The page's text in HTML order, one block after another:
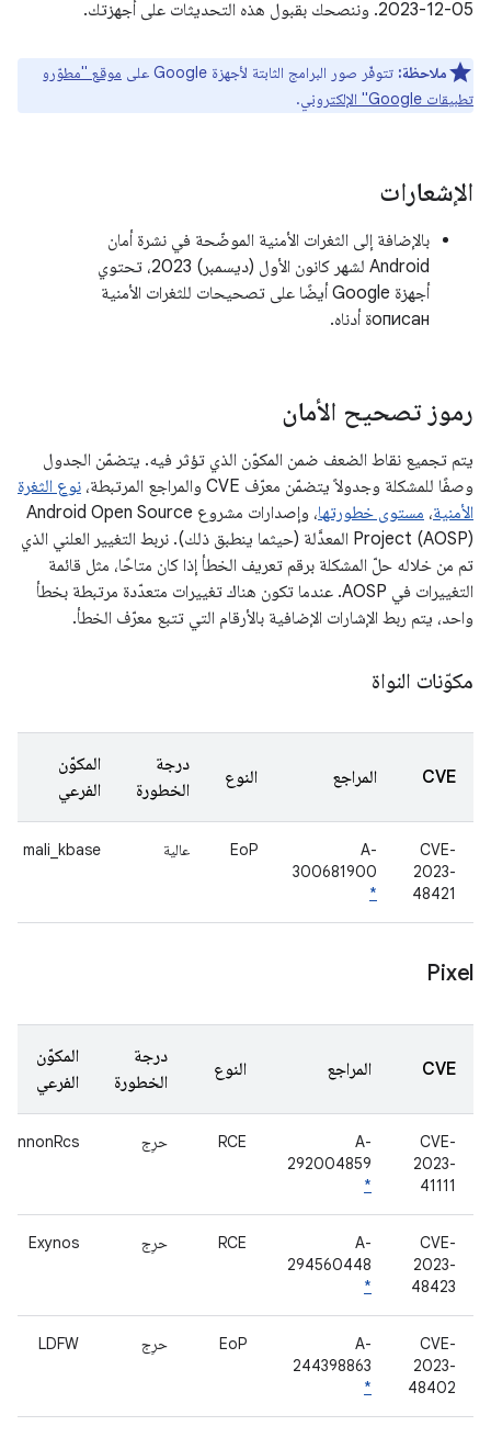
‎2023-12-05. وننصحك بقبول هذه التحديثات على أجهزتك.
ملاحظة: تتوفّر صور البرامج الثابتة لأجهزة Google على
موقع "مطوّرو
تطبيقات Google" الإلكتروني
.
الإشعارات
بالإضافة إلى الثغرات الأمنية الموضّحة في نشرة أمان
Android لشهر كانون الأول (ديسمبر) 2023، تحتوي
أجهزة Google أيضًا على تصحيحات للثغرات الأمنية
описанة أدناه.
رموز تصحيح الأمان
يتم تجميع نقاط الضعف ضمن المكوّن الذي تؤثر فيه. يتضمّن الجدول
وصفًا للمشكلة وجدولاً يتضمّن معرّف CVE والمراجع المرتبطة،
نوع الثغرة
الأمنية، مستوى خطورتها
، وإصدارات مشروع Android Open Source
Project (AOSP) المعدَّلة (حيثما ينطبق ذلك). نربط التغيير العلني الذي
تم من خلاله حلّ المشكلة برقم تعريف الخطأ إذا كان متاحًا، مثل قائمة
التغييرات في AOSP. عندما تكون هناك تغييرات متعدّدة مرتبطة بخطأ
واحد، يتم ربط الإشارات الإضافية بالأرقام التي تتبع معرّف الخطأ.
مكوّنات النواة
CVE المراجع النوع
درجة
الخطورة
المكوّن
الفرعي
CVE-
2023-
48421
A-
300681900
*
EoP عالية mali_kbase
Pixel
CVE المراجع النوع
درجة
الخطورة
المكوّن
الفرعي
CVE-
2023-
41111
A-
292004859
*
RCE حرِج
CVE-
2023-
48423
A-
294560448
*
RCE حرِج Exynos
CVE-
2023-
48402
A-
244398863
*
EoP حرِج LDFW